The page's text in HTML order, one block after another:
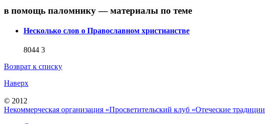
в помощь паломнику — материалы по теме
Несколько слов о Православном христианстве
8044 3
Возврат к списку
Наверх
© 2012
Некоммерческая организация «Просветительский клуб «Отеческие